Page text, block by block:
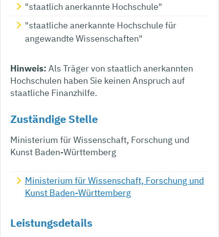
"staatlich anerkannte Hochschule"
"staatliche anerkannte Hochschule für
angewandte Wissenschaften"
Hinweis: Als Träger von staatlich anerkannten
Hochschulen haben Sie keinen Anspruch auf
staatliche Finanzhilfe.
Zuständige Stelle
Ministerium für Wissenschaft, Forschung und
Kunst Baden-Württemberg
Ministerium für Wissenschaft, Forschung und
Kunst Baden-Württemberg
Leistungsdetails